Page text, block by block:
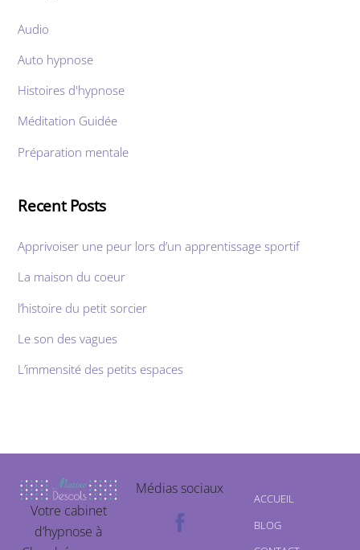
Audio
Auto hypnose
Histoires d'hypnose
Méditation Guidée
Préparation mentale
Recent Posts
Apprivoiser une peur lors d’un apprentissage sportif
La maison du coeur
l’histoire du petit sorcier
Le son des vagues
L’immensité des petits espaces
Votre cabinet
d’hypnose à
Médias sociaux
ACCUEIL
BLOG